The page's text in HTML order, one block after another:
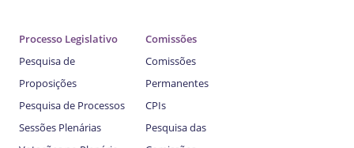
Processo Legislativo
Pesquisa de
Proposições
Pesquisa de Processos
Sessões Plenárias
Comissões
Comissões
Permanentes
CPIs
Pesquisa das